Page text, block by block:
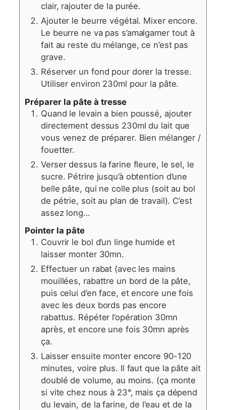
clair, rajouter de la purée.
Ajouter le beurre végétal. Mixer encore.
Le beurre ne va pas s’amalgamer tout à
fait au reste du mélange, ce n’est pas
grave.
Réserver un fond pour dorer la tresse.
Utiliser environ 230ml pour la pâte.
Préparer la pâte à tresse
Quand le levain a bien poussé, ajouter
directement dessus 230ml du lait que
vous venez de préparer. Bien mélanger /
fouetter.
Verser dessus la farine fleure, le sel, le
sucre. Pétrire jusqu’à obtention d’une
belle pâte, qui ne colle plus (soit au bol
de pétrie, soit au plan de travail). C’est
assez long…
Pointer la pâte
Couvrir le bol d’un linge humide et
laisser monter 30mn.
Effectuer un rabat (avec les mains
mouillées, rabattre un bord de la pâte,
puis celui d’en face, et encore une fois
avec les deux bords pas encore
rabattus. Répéter l’opération 30mn
après, et encore une fois 30mn après
ça.
Laisser ensuite monter encore 90-120
minutes, voire plus. Il faut que la pâte ait
doublé de volume, au moins. (ça monte
si vite chez nous à 23°, mais ça dépend
du levain, de la farine, de l’eau et de la